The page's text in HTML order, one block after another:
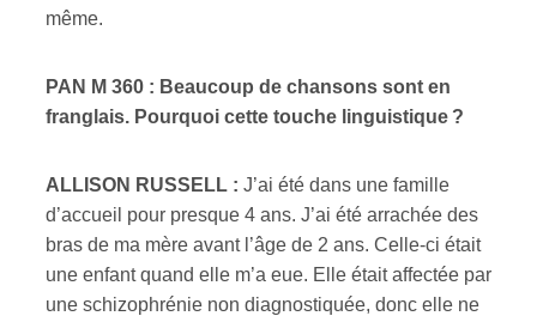
même.
PAN M 360 : Beaucoup de chansons sont en
franglais. Pourquoi cette touche linguistique ?
ALLISON RUSSELL : J’ai été dans une famille
d’accueil pour presque 4 ans. J’ai été arrachée des
bras de ma mère avant l’âge de 2 ans. Celle-ci était
une enfant quand elle m’a eue. Elle était affectée par
une schizophrénie non diagnostiquée, donc elle ne